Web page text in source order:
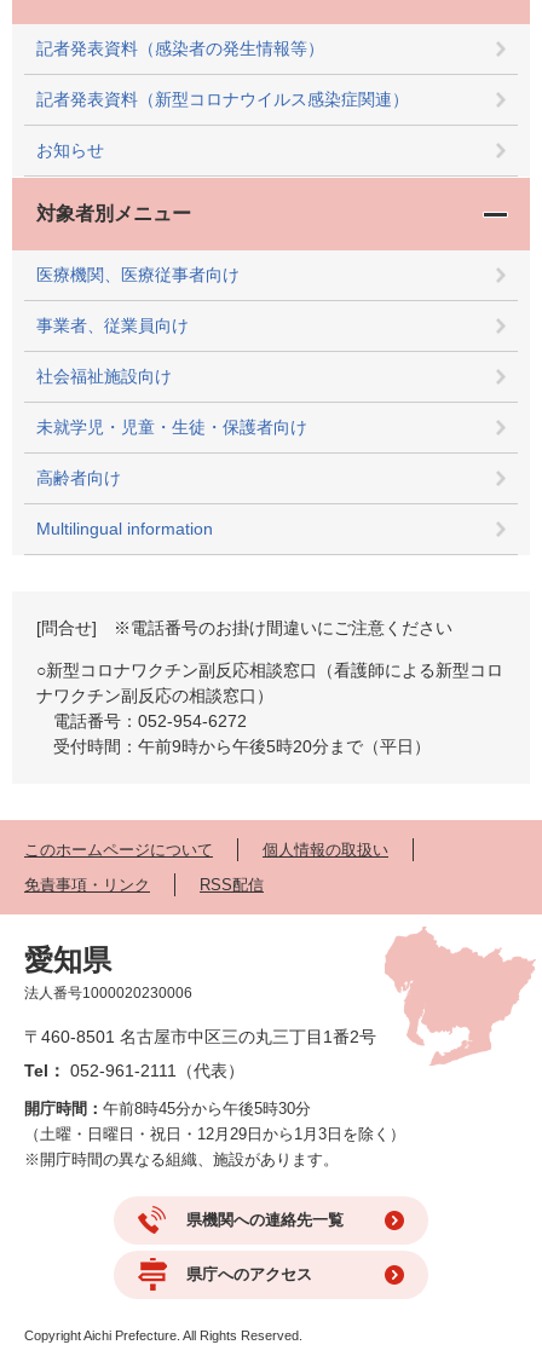
記者発表資料（感染者の発生情報等）
記者発表資料（新型コロナウイルス感染症関連）
お知らせ
対象者別メニュー
医療機関、医療従事者向け
事業者、従業員向け
社会福祉施設向け
未就学児・児童・生徒・保護者向け
高齢者向け
Multilingual information
[問合せ] ※電話番号のお掛け間違いにご注意ください
○新型コロナワクチン副反応相談窓口（看護師による新型コロ
ナワクチン副反応の相談窓口）
電話番号：052-954-6272
受付時間：午前9時から午後5時20分まで（平日）
このホームページについて
個人情報の取扱い
免責事項・リンク
RSS配信
愛知県
法人番号1000020230006
〒460-8501 名古屋市中区三の丸三丁目1番2号
Tel： 052-961-2111（代表）
開庁時間： 午前8時45分から午後5時30分
（土曜・日曜日・祝日・12月29日から1月3日を除く）
※開庁時間の異なる組織、施設があります。
県機関への連絡先一覧
県庁へのアクセス
Copyright Aichi Prefecture. All Rights Reserved.